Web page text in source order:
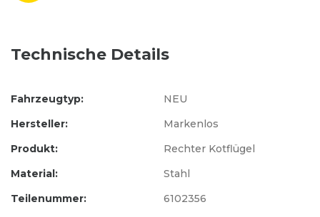
Technische Details
Hersteller:
Markenlos
Produkt:
Rechter Kotflügel
Fahrzeugtyp: NEU
Material:
Stahl
Teilenummer:
6102356